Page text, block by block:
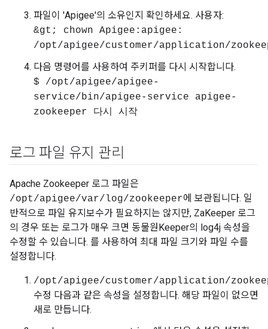
파일이 'Apigee'의 소유인지 확인하세요. 사용자:
&gt; chown Apigee:apigee:
/opt/apigee/customer/application/
다음 명령어를 사용하여 주키퍼를 다시 시작합니다.
$ /opt/apigee/apigee-
service/bin/apigee-service apigee-
zookeeper 다시 시작
로그 파일 유지 관리
Apache Zookeeper 로그 파일은
/opt/apigee/var/log/zookeeper에 보관됩니다. 일
반적으로 파일 유지보수가 필요하지는 않지만, ZaKeeper 로그
의 경우 또는 로그가 매우 크면 동물원Keeper의 log4j 속성을
수정할 수 있습니다. 를 사용하여 최대 파일 크기와 파일 수를
설정합니다.
/opt/apigee/customer/application/
수정 다음과 같은 속성을 설정합니다. 해당 파일이 없으면
새로 만듭니다.